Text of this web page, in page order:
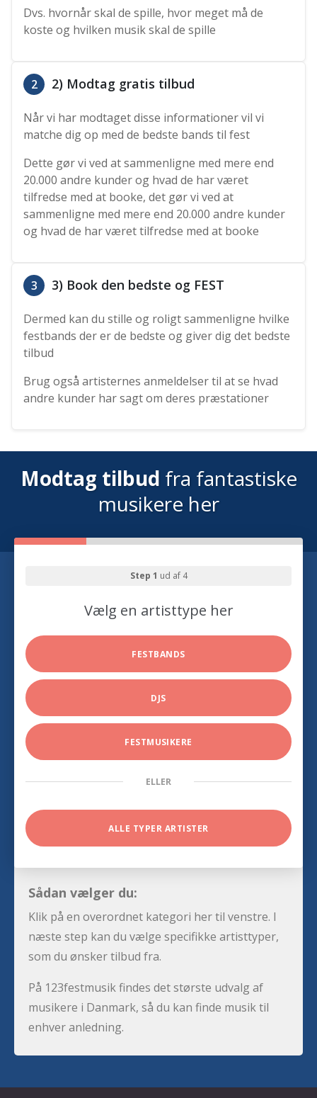
Dvs. hvornår skal de spille, hvor meget må de
koste og hvilken musik skal de spille
2 2) Modtag gratis tilbud
Når vi har modtaget disse informationer vil vi
matche dig op med de bedste bands til fest
Dette gør vi ved at sammenligne med mere end
20.000 andre kunder og hvad de har været
tilfredse med at booke, det gør vi ved at
sammenligne med mere end 20.000 andre kunder
og hvad de har været tilfredse med at booke
3 3) Book den bedste og FEST
Dermed kan du stille og roligt sammenligne hvilke
festbands der er de bedste og giver dig det bedste
tilbud
Brug også artisternes anmeldelser til at se hvad
andre kunder har sagt om deres præstationer
Modtag tilbud fra fantastiske
musikere her
Step 1 ud af 4
Vælg en artisttype her
FESTBANDS
DJS
FESTMUSIKERE
ELLER
ALLE TYPER ARTISTER
Sådan vælger du:
Klik på en overordnet kategori her til venstre. I
næste step kan du vælge specifikke artisttyper,
som du ønsker tilbud fra.
På 123festmusik findes det største udvalg af
musikere i Danmark, så du kan finde musik til
enhver anledning.